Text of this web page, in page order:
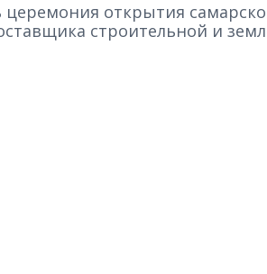
церемония открытия
строительной и